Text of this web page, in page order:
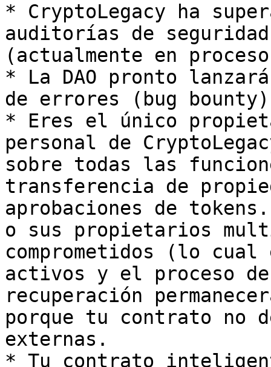
* CryptoLegacy ha
auditorías de
(actualmente en
* La DAO pronto
de errores (bug
* Eres el único
personal de
sobre todas las
transferencia de
aprobaciones de
o sus propietarios
comprometidos (lo
activos y el proceso
recuperación
porque tu contrato no
externas.
* Tu contrato